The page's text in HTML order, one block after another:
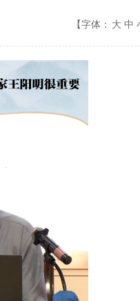
【字体： 大 中